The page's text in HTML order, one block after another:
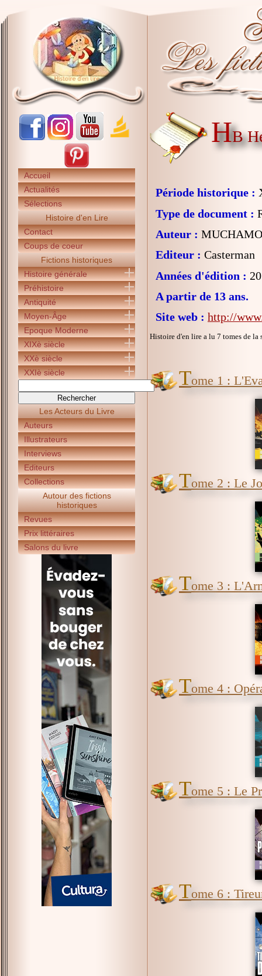
Accueil
Actualités
Sélections
Histoire d'en Lire
Contact
Coups de coeur
Fictions historiques
Histoire générale
Préhistoire
Antiquité
Moyen-Âge
Epoque Moderne
XIXè siècle
XXè siècle
XXIè siècle
Les Acteurs du Livre
Auteurs
Illustrateurs
Interviews
Editeurs
Collections
Autour des fictions
historiques
Revues
Prix littéraires
Salons du livre
HB
Période historique :
Type de document :
Auteur :
Editeur : Casterman
Années d'édition :
A partir de 13 ans.
Site web : http://
Histoire d'en lire a lu 7 tomes de la
Tome 1 :
Tome 2 : Le
Tome 3 :
Tome 4 :
Tome 5 : Le
Tome 6 :